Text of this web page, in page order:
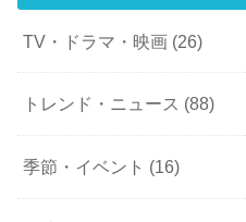
TV・ドラマ・映画 (26)
トレンド・ニュース (88)
季節・イベント (16)